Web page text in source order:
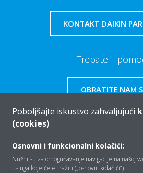
KONTAKT DAIKIN
Trebate li
OBRATITE NAM
Tko smo mi
Poboljšajte iskustvo zahvaljujući
(cookies)
Osnovni i funkcionalni kolačići:
Nužni su za omogućavanje navigacije na našoj
usluga koje ćete tražiti („osnovni kolačići”).